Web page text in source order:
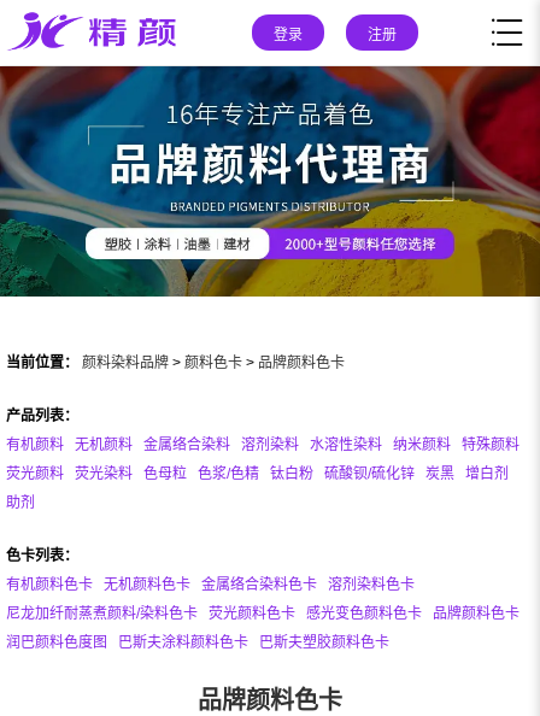
登录 注册
当前位置： 颜料染料品牌 > 颜料色卡 > 品牌颜料色卡
产品列表：
有机颜料
无机颜料 金属络合染料 溶剂染料 水溶性染料 纳米颜料
特殊颜料
荧光颜料
荧光染料 色母粒 色浆/色精 钛白粉 硫酸钡/硫化锌 炭黑
增白剂
助剂
色卡列表：
有机颜料色卡
无机颜料色卡 金属络合染料色卡
溶剂染料色卡
尼龙加纤耐蒸煮颜料/染料色卡
荧光颜料色卡 感光变色颜料色卡
品牌颜料色卡
润巴颜料色度图
巴斯夫涂料颜料色卡 巴斯夫塑胶颜料色卡
品牌颜料色卡